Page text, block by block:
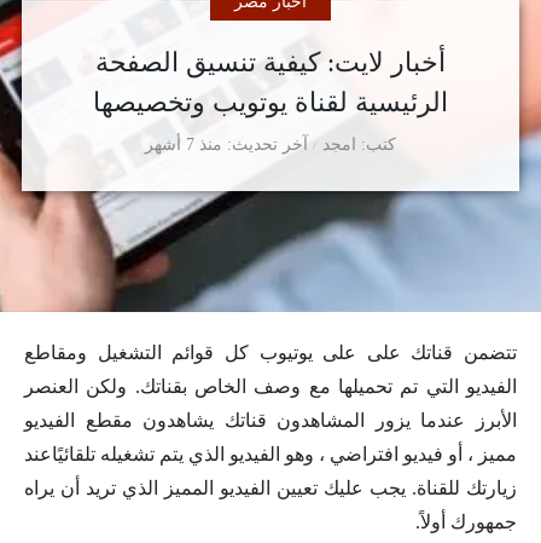
أخبار لايت: كيفية تنسيق الصفحة
الرئيسية لقناة يوتويب وتخصيصها
كتب امجد آخر تحديث منذ 7 أشهر
تتضمن قناتك على على يوتيوب كل قوائم التشغيل ومقاطع
الفيديو التي تم تحميلها مع وصف الخاص بقناتك. ولكن العنصر
الأبرز عندما يزور المشاهدون قناتك يشاهدون مقطع الفيديو
مميز ، أو فيديو افتراضي ، وهو الفيديو الذي يتم تشغيله تلقائيًاعند
زيارتك للقناة. يجب عليك تعيين الفيديو المميز الذي تريد أن يراه
جمهورك أولاً.